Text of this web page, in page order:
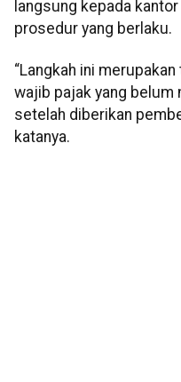
langsung kepada
prosedur yang berlaku.
“Langkah ini
wajib pajak yang belum
setelah diberikan
katanya.